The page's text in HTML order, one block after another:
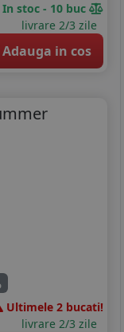
In stoc - 10 buc
livrare 2/3 zile
Adauga in cos
Ultimele 2 bucati!
livrare 2/3 zile